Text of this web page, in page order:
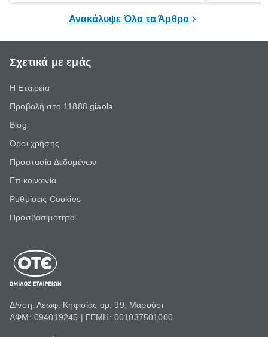
και μάλιστα, είναι καλό να την λαμβάνουν
Ανακάλυψε Όλα τα Άρθρα
Σχετικά με εμάς
Η Εταιρεία
Προβολή στο 11888 giaola
Blog
Όροι χρήσης
Προστασία Δεδομένων
Επικοινωνία
Ρυθμίσεις Cookies
Προσβασιμότητα
Δ/νση: Λεωφ. Κηφισίας αρ. 99, Μαρούσι
ΑΦΜ: 094019245 | ΓΕΜΗ: 001037501000